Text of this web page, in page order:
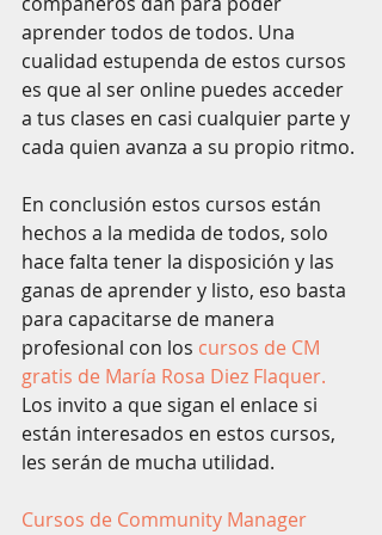
aprender todos de todos. Una
cualidad estupenda de estos cursos
es que al ser online puedes acceder
a tus clases en casi cualquier parte y
cada quien avanza a su propio ritmo.
En conclusión estos cursos están
hechos a la medida de todos, solo
hace falta tener la disposición y las
ganas de aprender y listo, eso basta
para capacitarse de manera
profesional con los cursos de CM
gratis de María Rosa Diez Flaquer.
Los invito a que sigan el enlace si
están interesados en estos cursos,
les serán de mucha utilidad.
Cursos de Community Manager